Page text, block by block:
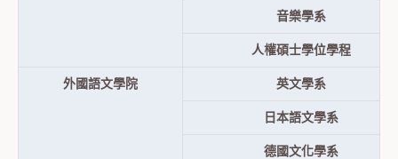
音樂學系
人權碩士學位學程
外國語文學院 英文學系
日本語文學系
德國文化學系